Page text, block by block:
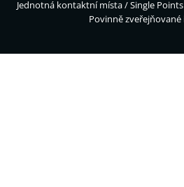
Jednotná kontaktní místa / Single
Povinně